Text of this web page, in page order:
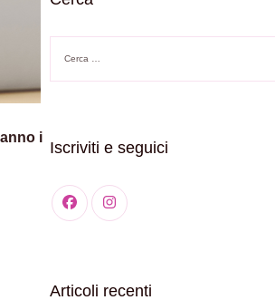
i
per:
Iscriviti e seguici
Articoli recenti